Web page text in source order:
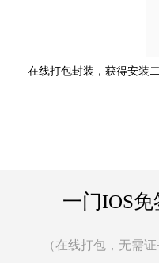
在线打包封装，获得安装
一门IOS
（在线打包，无需